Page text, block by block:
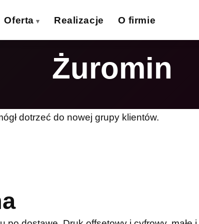
Oferta
wielkoformat. › Naklejki
Realizacje O firmie
Żuromin
dotrzeć do nowej grupy klientów.